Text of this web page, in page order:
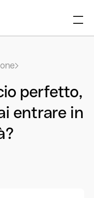
perfetto,
entrare in